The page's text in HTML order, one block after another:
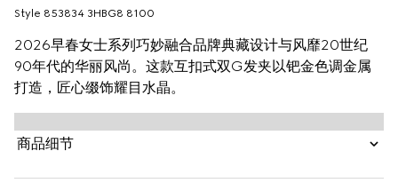
Style ‎853834 3HBG8 8100
2026早春女士系列巧妙融合品牌典藏设计与风靡20世纪
90年代的华丽风尚。这款互扣式双G发夹以钯金色调金属
打造，匠心缀饰耀目水晶。
商品细节